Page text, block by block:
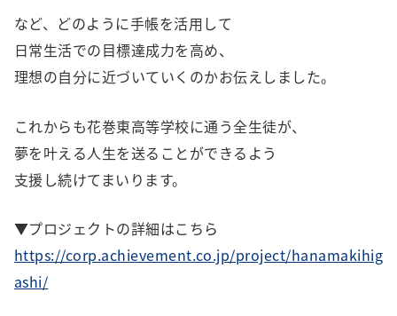
など、どのように手帳を活用して
日常生活での目標達成力を高め、
理想の自分に近づいていくのかお伝えしました。
これからも花巻東高等学校に通う全生徒が、
夢を叶える人生を送ることができるよう
支援し続けてまいります。
▼プロジェクトの詳細はこちら
https://corp.achievement.co.jp/project/hanamakihig
ashi/